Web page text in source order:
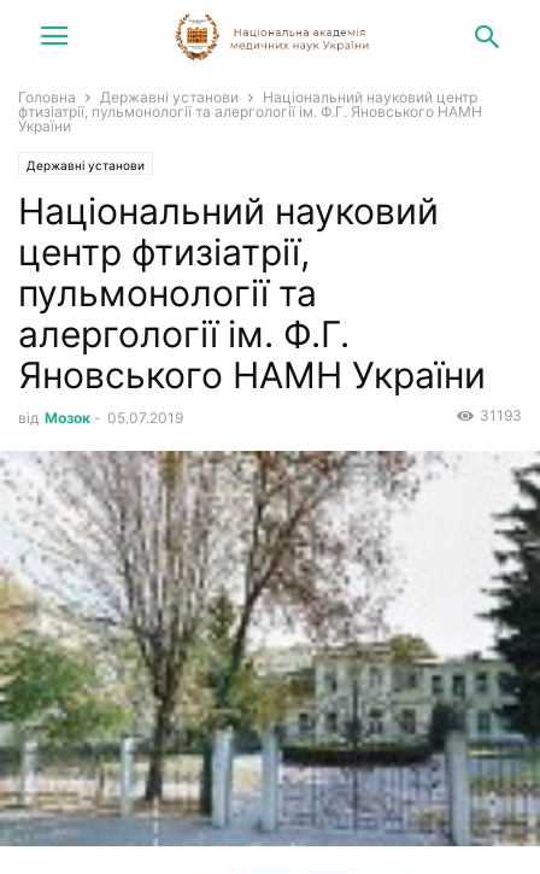
Головна Державні установи
Національний науковий центр
фтизіатрії, пульмонології та алергології ім. Ф.Г. Яновського НАМН
України
Державні установи
Національний науковий
центр фтизіатрії,
пульмонології та
алергології ім. Ф.Г.
Яновського НАМН України
від Мозок - 05.07.2019 31193